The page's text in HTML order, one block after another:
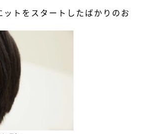
ット をスタートしたばかりのお